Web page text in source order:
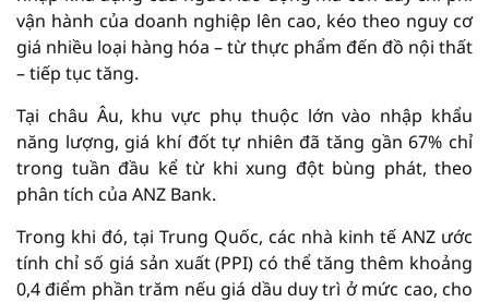
vận hành của doanh nghiệp lên cao, kéo theo nguy cơ
giá nhiều loại hàng hóa – từ thực phẩm đến đồ nội thất
– tiếp tục tăng.
Tại châu Âu, khu vực phụ thuộc lớn vào nhập khẩu
năng lượng, giá khí đốt tự nhiên đã tăng gần 67% chỉ
trong tuần đầu kể từ khi xung đột bùng phát, theo
phân tích của ANZ Bank.
Trong khi đó, tại Trung Quốc, các nhà kinh tế ANZ ước
tính chỉ số giá sản xuất (PPI) có thể tăng thêm khoảng
0,4 điểm phần trăm nếu giá dầu duy trì ở mức cao, cho